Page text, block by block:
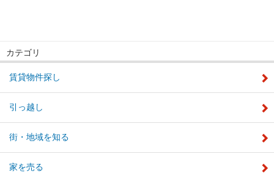
カテゴリ
賃貸物件探し
引っ越し
街・地域を知る
家を売る